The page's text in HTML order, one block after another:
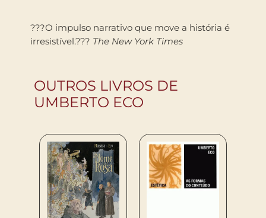
???O impulso narrativo que move a história é
irresistível.??? The New York Times
OUTROS LIVROS DE
UMBERTO ECO